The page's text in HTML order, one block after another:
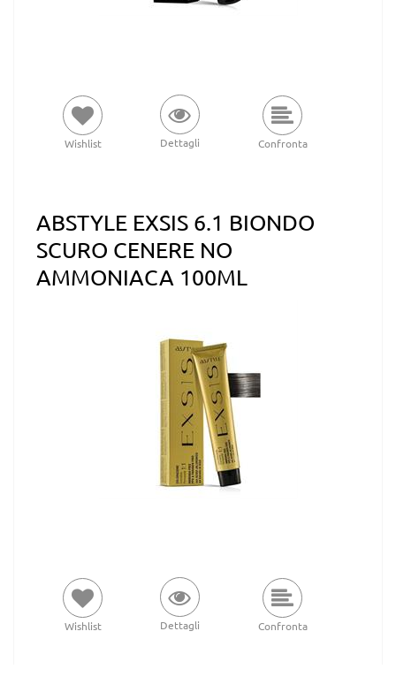
Wishlist Dettagli Confronta
ABSTYLE EXSIS 6.1 BIONDO
SCURO CENERE NO
AMMONIACA 100ML
Wishlist Dettagli Confronta